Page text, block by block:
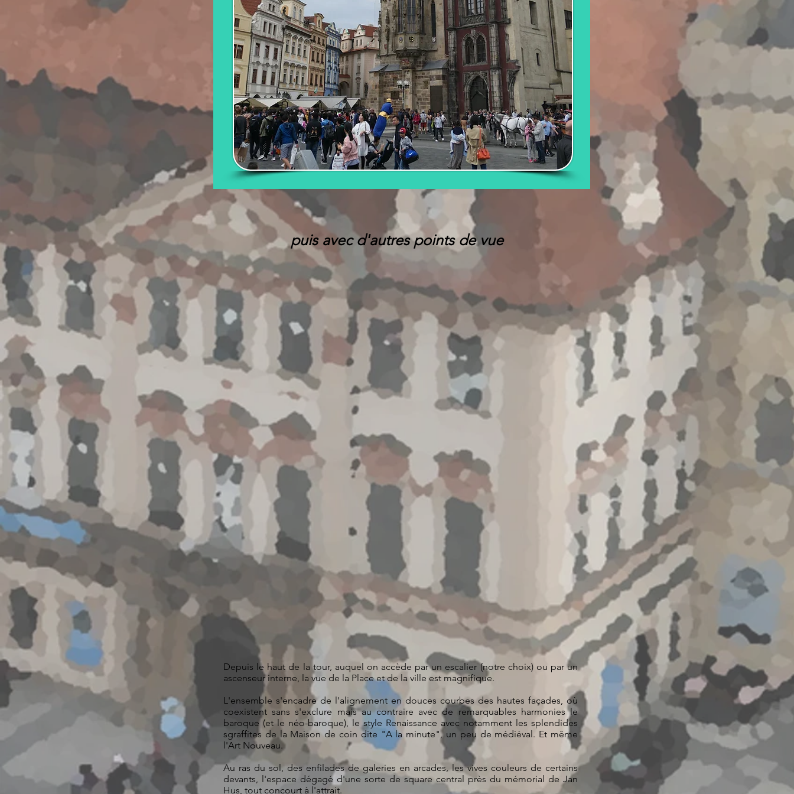
puis avec d'autres points de vue
Depuis le haut de la tour, auquel on accède par un escalier (notre choix) ou par un
ascenseur interne, la vue de la Place et de la ville est magnifique.
L'ensemble s'encadre de l'alignement en douces courbes des hautes façades, où
coexistent sans s'exclure mais au contraire avec de remarquables harmonies le
baroque (et le néo-baroque), le style Renaissance avec notamment les splendides
sgraffites de la Maison de coin dite "A la minute", un peu de médiéval. Et même
l'Art Nouveau.
Au ras du sol, des enfilades de galeries en arcades, les vives couleurs de certains
devants, l'espace dégagé d'une sorte de square central près du mémorial de Jan
Hus, tout concourt à l'attrait.